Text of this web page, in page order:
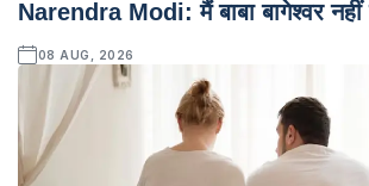
Narendra Modi: मैं बाबा बागेश्वर
08 AUG, 2026